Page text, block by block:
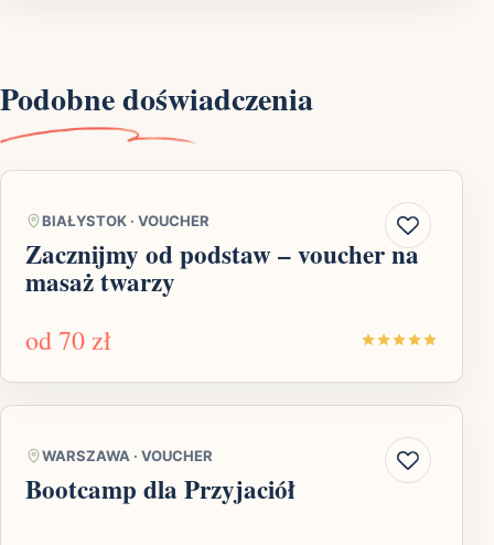
Podobne doświadczenia
BIAŁYSTOK · VOUCHER
Zacznijmy od podstaw – voucher na
masaż twarzy
od70 zł
WARSZAWA · VOUCHER
Bootcamp dla Przyjaciół